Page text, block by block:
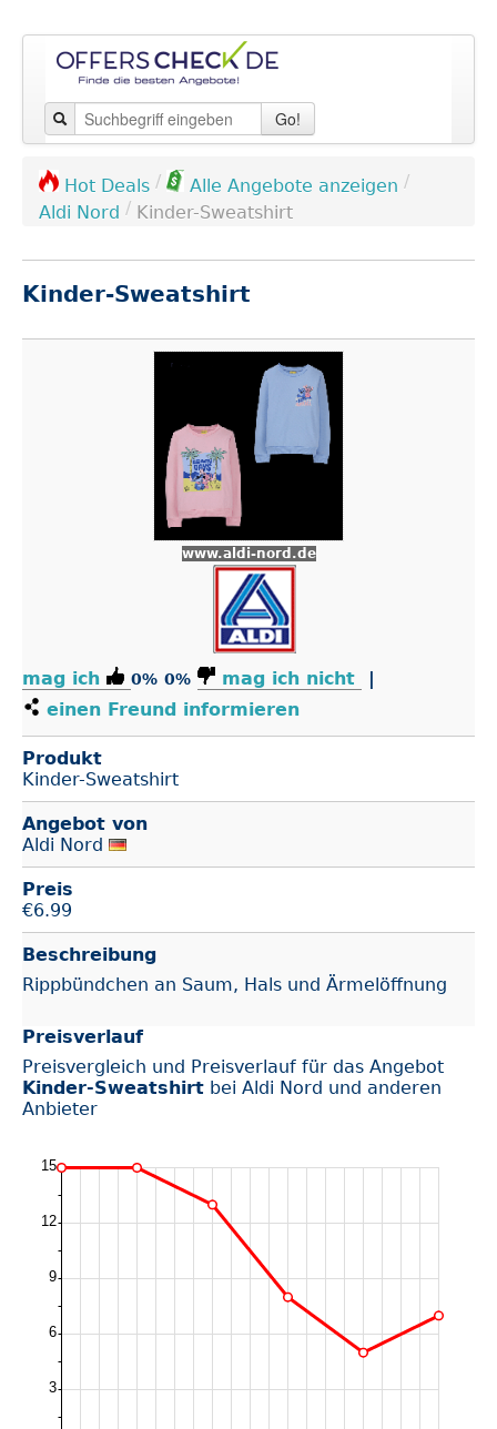
Go!
Hot Deals / Alle Angebote anzeigen /
Aldi Nord / Kinder-Sweatshirt
Kinder-Sweatshirt
www.aldi-nord.de
mag ich 0% 0% mag ich nicht
|
einen Freund informieren
Produkt
Kinder-Sweatshirt
Angebot von
Aldi Nord
Preis
€6.99
Beschreibung
Rippbündchen an Saum, Hals und Ärmelöffnung
Preisverlauf
Preisvergleich und Preisverlauf für das Angebot
Kinder-Sweatshirt bei Aldi Nord und anderen
Anbieter